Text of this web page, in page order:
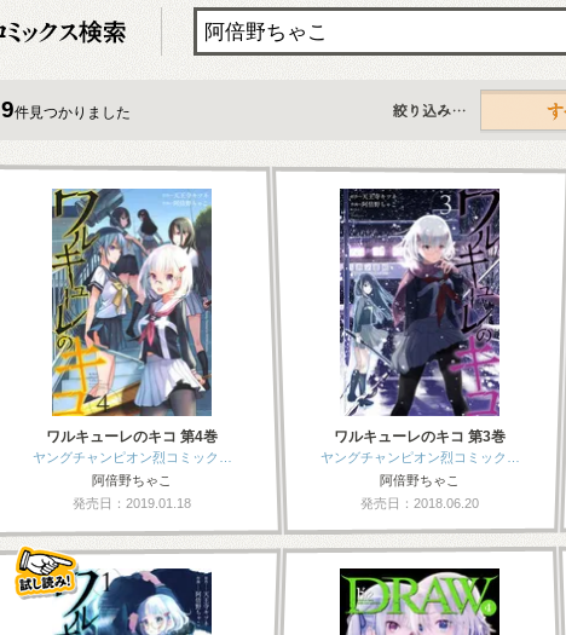
9件見つかりました
すべて
ワルキューレのキコ 第4巻
ヤングチャンピオン烈コミック…
阿倍野ちゃこ
発売日：2019.01.18
ワルキューレのキコ 第3巻
ヤングチャンピオン烈コミック…
阿倍野ちゃこ
発売日：2018.06.20